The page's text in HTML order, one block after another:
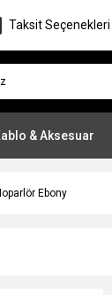
Taksit Seçenekleri
& Aksesuar
Ebony